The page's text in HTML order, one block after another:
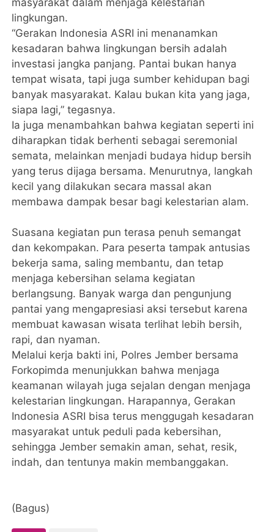
masyarakat dalam menjaga kelestarian
lingkungan.
“Gerakan Indonesia ASRI ini menanamkan
kesadaran bahwa lingkungan bersih adalah
investasi jangka panjang. Pantai bukan hanya
tempat wisata, tapi juga sumber kehidupan bagi
banyak masyarakat. Kalau bukan kita yang jaga,
siapa lagi,” tegasnya.
Ia juga menambahkan bahwa kegiatan seperti ini
diharapkan tidak berhenti sebagai seremonial
semata, melainkan menjadi budaya hidup bersih
yang terus dijaga bersama. Menurutnya, langkah
kecil yang dilakukan secara massal akan
membawa dampak besar bagi kelestarian alam.
Suasana kegiatan pun terasa penuh semangat
dan kekompakan. Para peserta tampak antusias
bekerja sama, saling membantu, dan tetap
menjaga kebersihan selama kegiatan
berlangsung. Banyak warga dan pengunjung
pantai yang mengapresiasi aksi tersebut karena
membuat kawasan wisata terlihat lebih bersih,
rapi, dan nyaman.
Melalui kerja bakti ini, Polres Jember bersama
Forkopimda menunjukkan bahwa menjaga
keamanan wilayah juga sejalan dengan menjaga
kelestarian lingkungan. Harapannya, Gerakan
Indonesia ASRI bisa terus menggugah kesadaran
masyarakat untuk peduli pada kebersihan,
sehingga Jember semakin aman, sehat, resik,
indah, dan tentunya makin membanggakan.
(Bagus)